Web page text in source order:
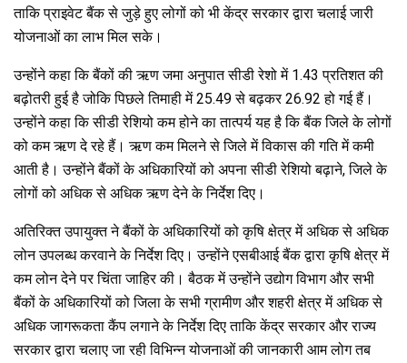
ताकि प्राइवेट बैंक से जुड़े हुए लोगों को भी केंद्र सरकार द्वारा चलाई जारी
योजनाओं का लाभ मिल सके।
उन्होंने कहा कि बैंकों की ऋण जमा अनुपात सीडी रेशो में 1.43 प्रतिशत की
बढ़ोतरी हुई है जोकि पिछले तिमाही में 25.49 से बढ़कर 26.92 हो गई हैं।
उन्होंने कहा कि सीडी रेशियो कम होने का तात्पर्य यह है कि बैंक जिले के लोगों
को कम ऋण दे रहे हैं। ऋण कम मिलने से जिले में विकास की गति में कमी
आती है। उन्होंने बैंकों के अधिकारियों को अपना सीडी रेशियो बढ़ाने, जिले के
लोगों को अधिक से अधिक ऋण देने के निर्देश दिए।
अतिरिक्त उपायुक्त ने बैंकों के अधिकारियों को कृषि क्षेत्र में अधिक से अधिक
लोन उपलब्ध करवाने के निर्देश दिए। उन्होंने एसबीआई बैंक द्वारा कृषि क्षेत्र में
कम लोन देने पर चिंता जाहिर की। बैठक में उन्होंने उद्योग विभाग और सभी
बैंकों के अधिकारियों को जिला के सभी ग्रामीण और शहरी क्षेत्र में अधिक से
अधिक जागरूकता कैंप लगाने के निर्देश दिए ताकि केंद्र सरकार और राज्य
सरकार द्वारा चलाए जा रही विभिन्न योजनाओं की जानकारी आम लोग तब